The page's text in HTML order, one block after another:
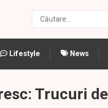
Lifestyle News
Trucuri